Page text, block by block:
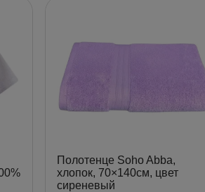
Полотенце Soho Abba,
хлопок, 70×140см, цвет
сиреневый